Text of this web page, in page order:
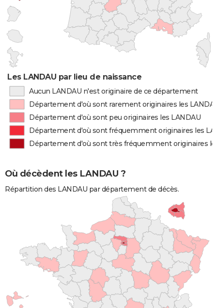
Les LANDAU par lieu de naissance
Aucun LANDAU n'est originaire de ce département
Département d'où sont rarement originaires les
Département d'où sont peu originaires les LANDAU
Département d'où sont fréquemment originaires les
Département d'où sont très fréquemment originaires
Où décèdent les LANDAU ?
Répartition des LANDAU par département de décès.